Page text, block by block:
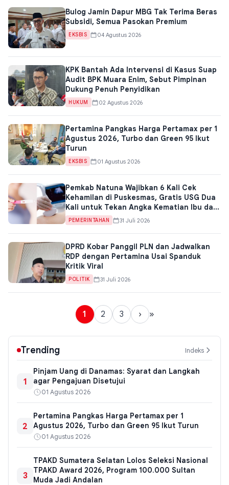
Bulog Jamin Dapur MBG Tak Terima Beras
Subsidi, Semua Pasokan Premium
EKSBIS 04 Agustus 2026
KPK Bantah Ada Intervensi di Kasus Suap
Audit BPK Muara Enim, Sebut Pimpinan
Dukung Penuh Penyidikan
HUKUM 02 Agustus 2026
Pertamina Pangkas Harga Pertamax per 1
Agustus 2026, Turbo dan Green 95 Ikut
Turun
EKSBIS 01 Agustus 2026
Pemkab Natuna Wajibkan 6 Kali Cek
Kehamilan di Puskesmas, Gratis USG Dua
Kali untuk Tekan Angka Kematian Ibu dan
Bayi
PEMERINTAHAN 31 Juli 2026
DPRD Kobar Panggil PLN dan Jadwalkan
RDP dengan Pertamina Usai Spanduk
Kritik Viral
POLITIK 31 Juli 2026
1 2 3 › »
Trending Indeks
1
Pinjam Uang di Danamas: Syarat dan Langkah
agar Pengajuan Disetujui
01 Agustus 2026
2
Pertamina Pangkas Harga Pertamax per 1
Agustus 2026, Turbo dan Green 95 Ikut Turun
01 Agustus 2026
3
TPAKD Sumatera Selatan Lolos Seleksi Nasional
TPAKD Award 2026, Program 100.000 Sultan
Muda Jadi Andalan